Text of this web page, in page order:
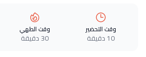
وقت التحضير
10 دقيقة
وقت الطهي
30 دقيقة